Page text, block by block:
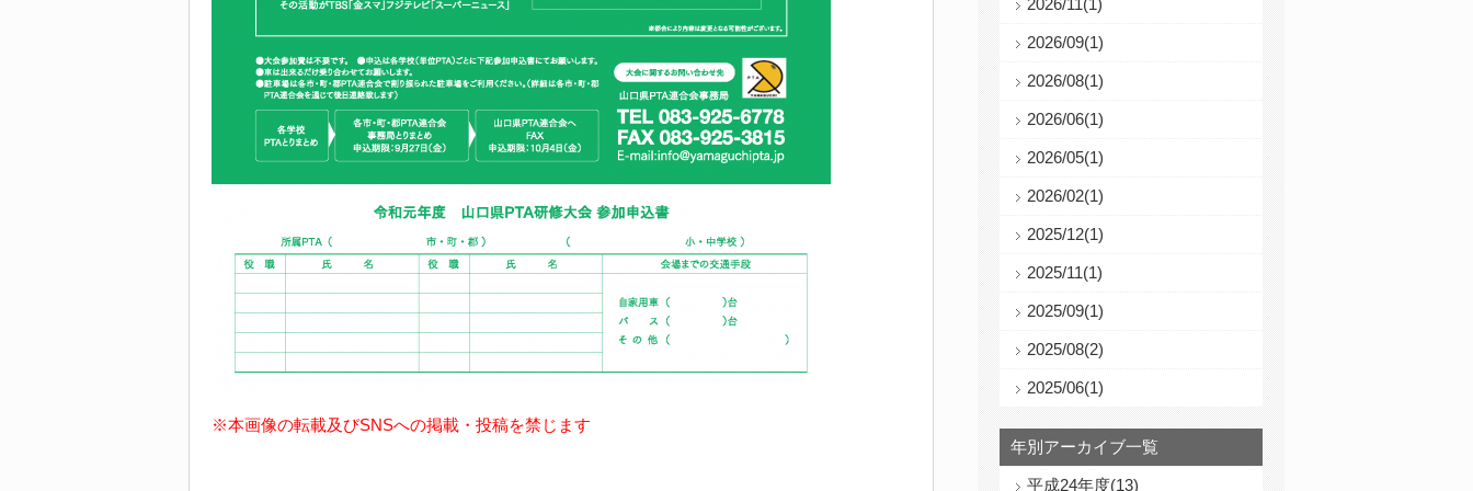
※本画像の転載及びSNSへの掲載・投稿を禁じます
2026/09(1)
2026/08(1)
2026/06(1)
2026/05(1)
2026/02(1)
2025/12(1)
2025/11(1)
2025/09(1)
2025/08(2)
2025/06(1)
年別アーカイブ一覧
平成24年度(13)